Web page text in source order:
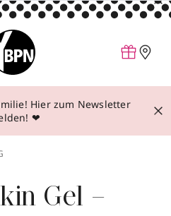
Hier zum Newsletter
❤
Gel –